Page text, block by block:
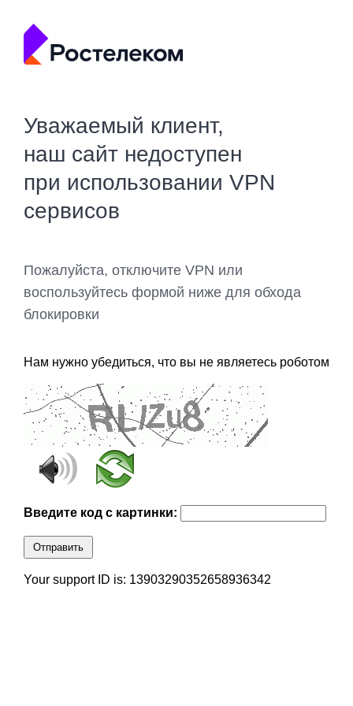
Уважаемый клиент,
наш сайт недоступен
при использовании VPN
сервисов
Пожалуйста, отключите VPN или
воспользуйтесь формой ниже для обхода
блокировки
Нам нужно убедиться, что вы не являетесь роботом
Введите код с картинки:
Отправить
Your support ID is: 13903290352658936342